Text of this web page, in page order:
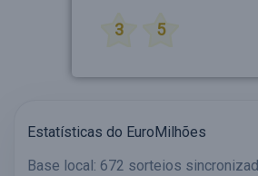
3 5
Estatísticas do EuroMilhões
Base local: 672 sorteios